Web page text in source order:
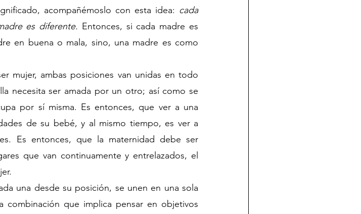
acompañémoslo con esta idea: cada
es diferente. Entonces, si cada madre es
en buena o mala, sino, una madre es como
mujer, ambas posiciones van unidas en todo
necesita ser amada por un otro; así como se
por sí misma. Es entonces, que ver a una
de su bebé, y al mismo tiempo, es ver a
Es entonces, que la maternidad debe ser
que van continuamente y entrelazados, el
una desde su posición, se unen en una sola
que implica pensar en objetivos